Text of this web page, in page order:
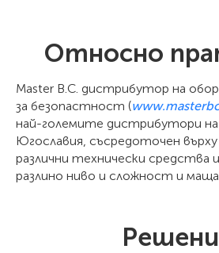
Относно
Master B.C. дистрибутор на
за безопастност (
най-големите дистрибутори на
Югославия, съсредоточен
различни технически средства
разлино ниво и сложност и